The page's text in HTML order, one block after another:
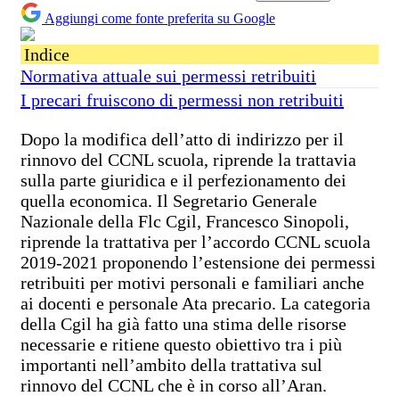
Aggiungi come fonte preferita su Google
Indice
Normativa attuale sui permessi retribuiti
I precari fruiscono di permessi non retribuiti
Dopo la modifica dell’atto di indirizzo per il
rinnovo del CCNL scuola, riprende la trattavia
sulla parte giuridica e il perfezionamento dei
quella economica. Il Segretario Generale
Nazionale della Flc Cgil, Francesco Sinopoli,
riprende la trattativa per l’accordo CCNL scuola
2019-2021 proponendo l’estensione dei permessi
retribuiti per motivi personali e familiari anche
ai docenti e personale Ata precario. La categoria
della Cgil ha già fatto una stima delle risorse
necessarie e ritiene questo obiettivo tra i più
importanti nell’ambito della trattativa sul
rinnovo del CCNL che è in corso all’Aran.